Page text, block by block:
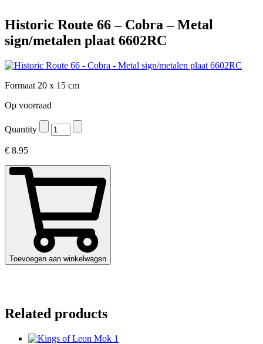
Historic Route 66 – Cobra – Metal
sign/metalen plaat 6602RC
Formaat 20 x 15 cm
Op voorraad
Quantity
€ 8.95
Toevoegen aan winkelwagen
Related products